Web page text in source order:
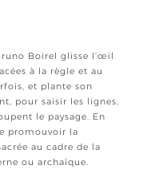
Boirel glisse l’œil
à la règle et au
et plante son
pour saisir les lignes,
le paysage. En
promouvoir la
au cadre de la
ou archaïque.